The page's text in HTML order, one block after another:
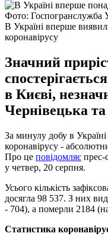
Фото: Госпогранслужба
В Україні вперше
коронавірусу
Значний
в Києві,
Чернівецька та
За минулу добу в
коронавірусу -
Про це повідомляє прес-
у четвер, 20 серпня.
Усього кількість
досягла 98 537. З них
- 704), а померли 2184
Статистика